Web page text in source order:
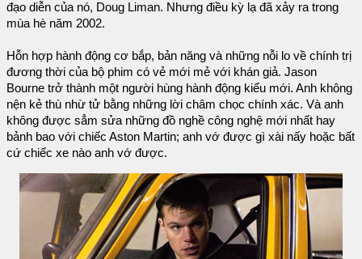
đạo diễn của nó, Doug Liman. Nhưng điều kỳ lạ đã xảy ra trong
mùa hè năm 2002.
Hỗn hợp hành động cơ bắp, bản năng và những nỗi lo về chính trị
đương thời của bộ phim có vẻ mới mẻ với khán giả. Jason
Bourne trở thành một người hùng hành động kiểu mới. Anh không
nện kẻ thù nhừ tử bằng những lời châm chọc chính xác. Và anh
không được sẳm sửa những đồ nghề công nghệ mới nhất hay
bảnh bao với chiếc Aston Martin; anh vớ được gì xài nấy hoặc bất
cứ chiếc xe nào anh vớ được.